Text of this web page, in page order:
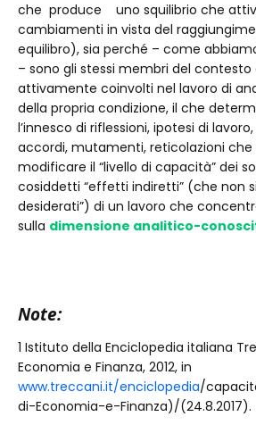
che produce uno squilibrio che
cambiamenti in vista del
equilibro), sia perché – come
– sono gli stessi membri del contesto
attivamente coinvolti nel lavoro di
della propria condizione, il che
l’innesco di riflessioni, ipotesi di
accordi, mutamenti, reticolazioni che
modificare il “livello di capacità” dei
cosiddetti “effetti indiretti” (che non
desiderati”) di un lavoro che
sulla dimensione analitico-
Note:
1 Istituto della Enciclopedia italiana
Economia e Finanza, 2012, in
www.treccani.it/enciclopedia/
di-Economia-e-Finanza)/(24.8.2017).